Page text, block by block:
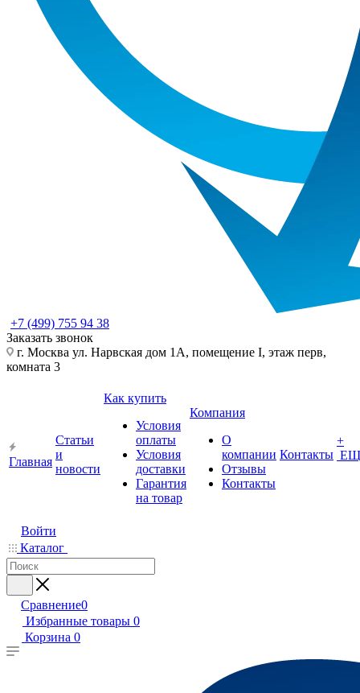
+7 (499) 755 94 38
Заказать звонок
г. Москва ул. Нарвская дом 1А, помещение I, этаж перв,
комната 3
Главная
Статьи
и
новости
Как купить
Условия
оплаты
Условия
доставки
Гарантия
на товар
Компания
О
компании
Отзывы
Контакты
Контакты
+
Войти
Каталог
Сравнение0
Избранные товары 0
Корзина 0